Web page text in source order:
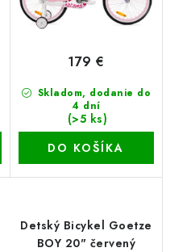
Skladom, dodanie do
4 dní
(>5 ks)
179 €
DO KOŠÍKA
Detský Bicykel Goetze
BOY 20" červený